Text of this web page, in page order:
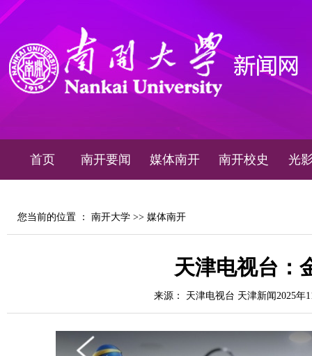
首页 南开要闻 媒体南开 南开校史 光
您当前的位置 ： 南开大学 >> 媒体南开
天津电视台：
来源： 天津电视台 天津新闻2025年